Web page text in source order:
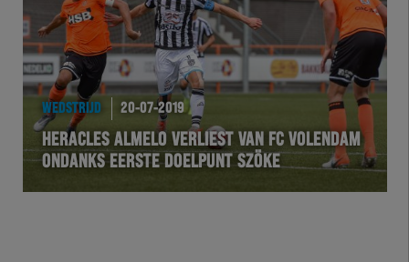
WEDSTRIJD 20-07-2019
HERACLES ALMELO VERLIEST VAN FC VOLENDAM
ONDANKS EERSTE DOELPUNT SZÖKE